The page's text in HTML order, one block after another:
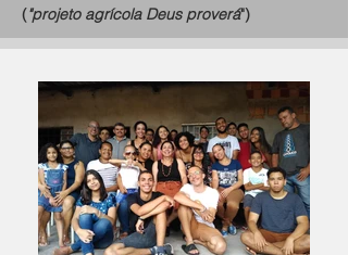
("projeto agrícola Deus proverá")